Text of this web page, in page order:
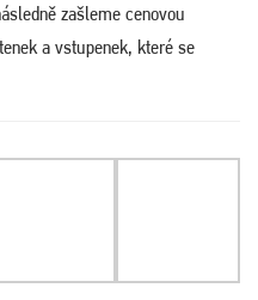
zašleme cenovou
a vstupenek, které se